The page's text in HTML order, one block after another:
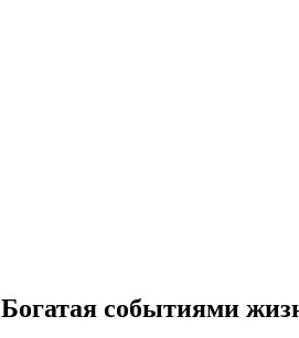
Богатая событиями